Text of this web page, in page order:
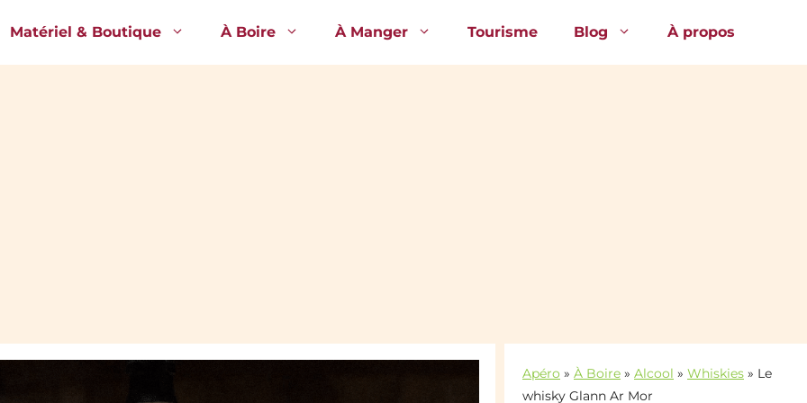
Matériel & Boutique À Boire À Manger Tourisme Blog À propos
Apéro » À Boire » Alcool » Whiskies » Le
whisky Glann Ar Mor